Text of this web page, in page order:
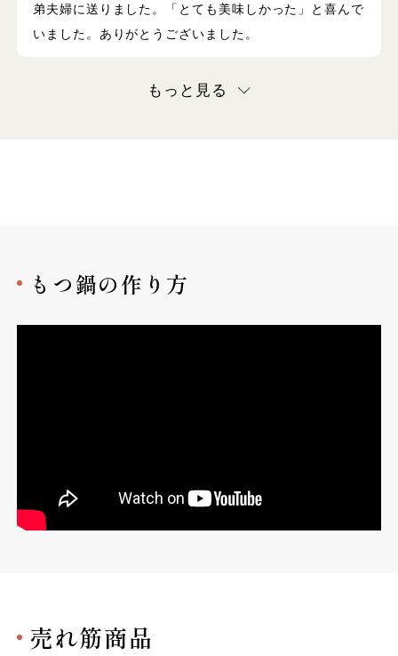
弟夫婦に送りました。「とても美味しかった」と喜んで
いました。ありがとうございました。
もっと見る
もつ鍋の作り方
売れ筋商品